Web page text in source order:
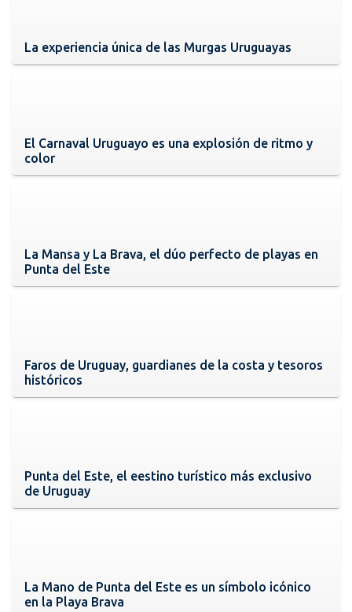
La experiencia única de las Murgas Uruguayas
El Carnaval Uruguayo es una explosión de ritmo y
color
La Mansa y La Brava, el dúo perfecto de playas en
Punta del Este
Faros de Uruguay, guardianes de la costa y tesoros
históricos
Punta del Este, el eestino turístico más exclusivo
de Uruguay
La Mano de Punta del Este es un símbolo icónico
en la Playa Brava